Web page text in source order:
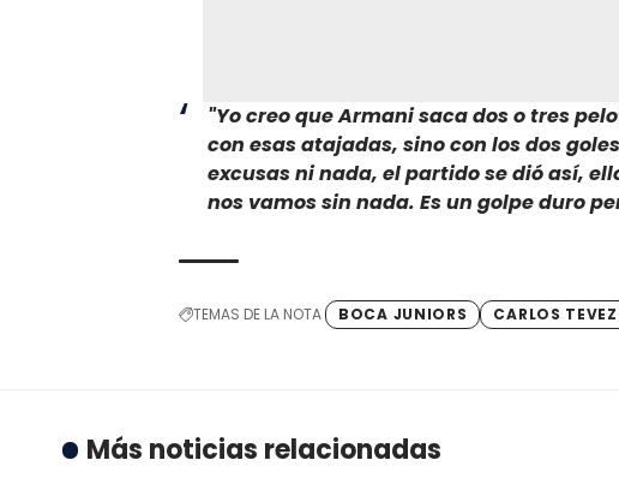
"Yo creo que Armani saca dos o tres
con esas atajadas, sino con los dos
excusas ni nada, el partido se dió así,
nos vamos sin nada. Es un golpe duro
TEMAS DE LA NOTA BOCA JUNIORS CARLOS TEVEZ
Más noticias relacionadas